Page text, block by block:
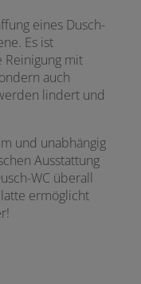
eines Dusch-
Es ist
Reinigung mit
auch
lindert und
und unabhängig
Ausstattung
WC überall
ermöglicht